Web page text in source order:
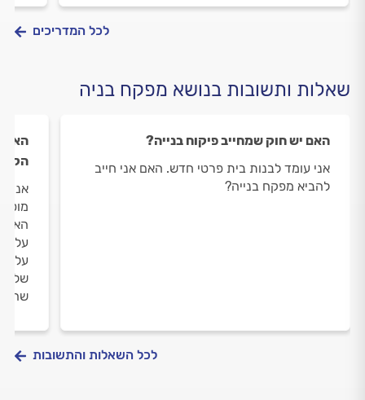
ותכנון התקציב.
-
לכל המדריכים
שאלות ותשובות בנושא מפקח בניה
האם יש חוק שמחייב פיקוח בנייה?
אני עומד לבנות בית פרטי חדש. האם אני חייב
להביא מפקח בנייה?
האם
אני
על
על
שלי
לכל השאלות והתשובות